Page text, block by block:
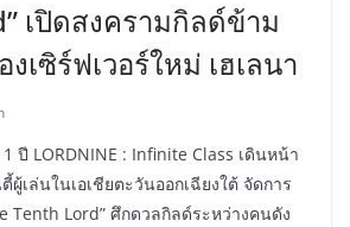
เปิดสงครามกิลด์ข้าม
เซิร์ฟเวอร์ใหม่ เฮเลนา
ปี LORDNINE : Infinite Class เดินหน้า
เล่นในเอเชียตะวันออกเฉียงใต้ จัดการ
Tenth Lord” ศึกดวลกิลด์ระหว่างคนดัง